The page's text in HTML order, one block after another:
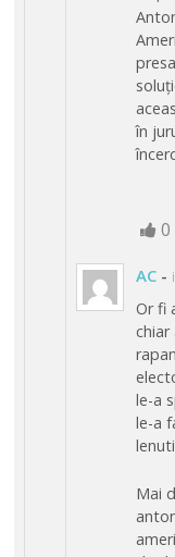
în
0
AC -
Or fi
chiar
le-a
le-a
Mai